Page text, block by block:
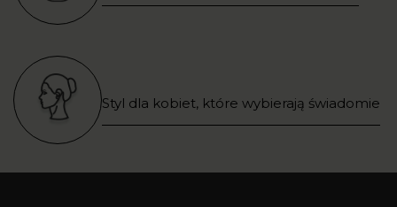
Styl dla kobiet, które wybierają świadomie